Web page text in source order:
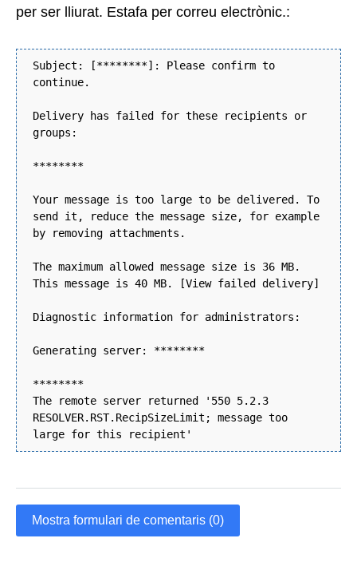
per ser lliurat. Estafa per correu electrònic.:
Subject: [********]: Please confirm to
continue.
Delivery has failed for these recipients or
groups:
********
Your message is too large to be delivered. To
send it, reduce the message size, for example
by removing attachments.
The maximum allowed message size is 36 MB.
This message is 40 MB. [View failed delivery]
Diagnostic information for administrators:
Generating server: ********
********
The remote server returned '550 5.2.3
RESOLVER.RST.RecipSizeLimit; message too
large for this recipient'
Mostra formulari de comentaris (0)